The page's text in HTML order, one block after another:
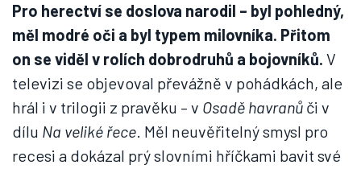
Pro herectví se doslova narodil – byl pohledný,
měl modré oči a byl typem milovníka. Přitom
on se viděl v rolích dobrodruhů a bojovníků. V
televizi se objevoval převážně v pohádkách, ale
hrál i v trilogii z pravěku – v Osadě havranů či v
dílu Na veliké řece. Měl neuvěřitelný smysl pro
recesi a dokázal prý slovními hříčkami bavit své